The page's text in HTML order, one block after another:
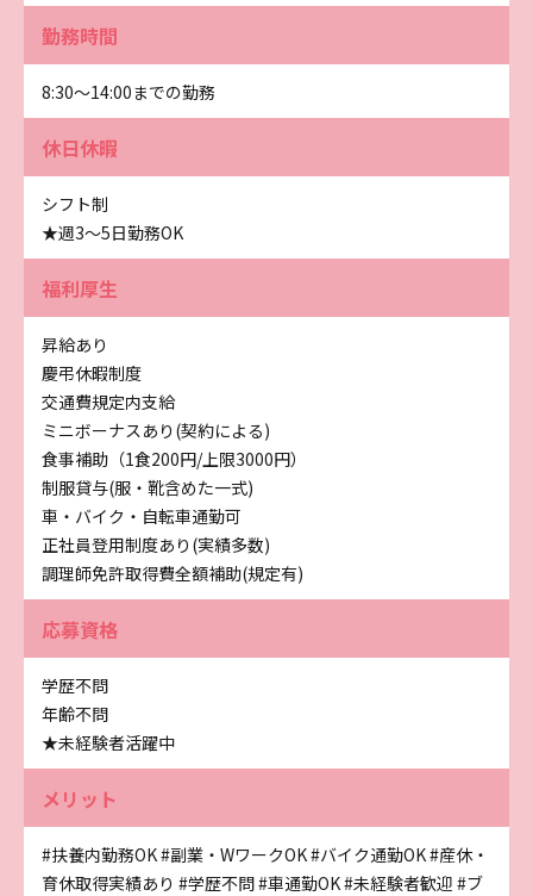
勤務時間
8:30～14:00までの勤務
休日休暇
シフト制
★週3～5日勤務OK
福利厚生
昇給あり
慶弔休暇制度
交通費規定内支給
ミニボーナスあり(契約による)
食事補助（1食200円/上限3000円）
制服貸与(服・靴含めた一式)
車・バイク・自転車通勤可
正社員登用制度あり(実績多数)
調理師免許取得費全額補助(規定有)
応募資格
学歴不問
年齢不問
★未経験者活躍中
メリット
#扶養内勤務OK#副業・WワークOK#バイク通勤OK#産休・
育休取得実績あり #学歴不問#車通勤OK#未経験者歓迎 #ブ